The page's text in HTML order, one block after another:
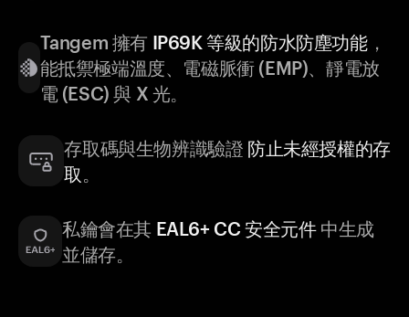
Tangem 擁有 IP69K 等級的防水防塵功能，
能抵禦極端溫度、電磁脈衝 (EMP)、靜電放
電 (ESC) 與 X 光。
存取碼與生物辨識驗證 防止未經授權的存
取 。
私鑰會在其 EAL6+ CC 安全元件中生成
並儲存。